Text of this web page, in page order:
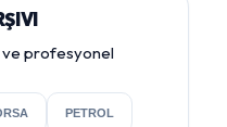
ve profesyonel
PETROL